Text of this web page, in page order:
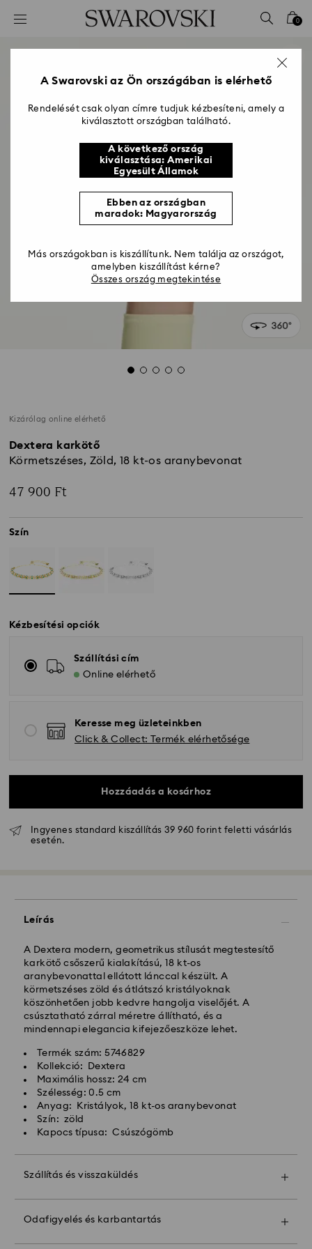
Hozzáférési-kulcs lista
2 - Lábléc
0
Kizárólag online elérhető
Dextera karkötő
Körmetszéses, Zöld, 18 kt-os aranybevonat
47 900 Ft
Szín
Kézbesítési opciók
Szállítási cím
Online elérhető
Keresse meg üzleteinkben
Click & Collect: Termék elérhetősége
Hozzáadás a kosárhoz
Ingyenes standard kiszállítás 39 960 forint feletti vásárlás
esetén.
Leírás
A Dextera modern, geometrikus stílusát megtestesítő
karkötő csőszerű kialakítású, 18 kt-os
aranybevonattal ellátott lánccal készült. A
körmetszéses zöld és átlátszó kristályoknak
köszönhetően jobb kedvre hangolja viselőjét. A
csúsztatható zárral méretre állítható, és a
mindennapi elegancia kifejezőeszköze lehet.
Termék szám: 5746829
Kollekció: Dextera
Maximális hossz: 24 cm
Szélesség: 0.5 cm
Anyag: Kristályok, 18 kt-os aranybevonat
Szín: zöld
Kapocs típusa: Csúszógömb
Szállítás és visszaküldés
Hagyományos szállítás - GLS
Hagyományos kiszállítási: 3 munkanap a feldolgozás
Hagyományos kiszállítási költség: HUF 2'000
Ingyenes kiszállítás a rendelések felett: HUF 39 960
Expressz kiszállítási - FedEx
A hétfőtől péntekig, CET 14:30 óráig leadott
megrendeléseket még aznap feldolgozzuk és
kiszállítjuk.
Expressz szállítási idő: 1 munkanap a feldolgozás és a
szállítás után
Expressz szállítási költség: HUF 7'200
A Swarovski nem szállít postafiókokba vagy APO-
A Crystal Myriad, Licensed-in és Creators Lab
termékek, kérjük, vegye figyelembe, hogy a csomag
mailben értesítjük Önt.
Odafigyelés és karbantartás
Még egy személyes üzenetet is hozzáadhat.
A Swarovski az Ön országában is elérhető
Rendelését csak olyan címre tudjuk kézbesíteni, amely a
kiválasztott országban található.
A következő ország
kiválasztása: Amerikai
Egyesült Államok
Ebben az országban
maradok: Magyarország
Más országokban is kiszállítunk. Nem találja az országot,
amelyben kiszállítást kérne?
Összes ország megtekintése